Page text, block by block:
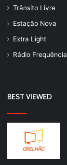
Trânsito Livre
Estação Nova
Extra Light
Rádio Frequência
BEST VIEWED